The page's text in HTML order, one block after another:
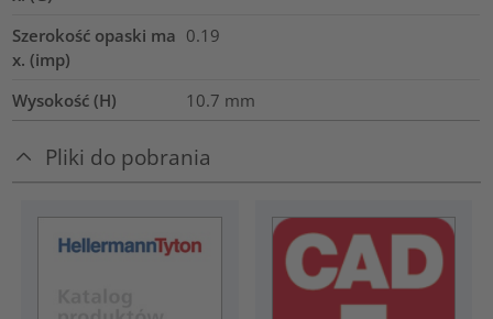
Szerokość opaski ma
x. (imp)
0.19
Wysokość (H) 10.7 mm
Pliki do pobrania